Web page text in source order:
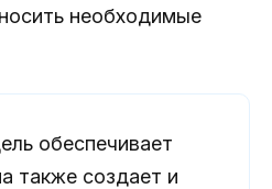
необходимые
обеспечивает
также создает и